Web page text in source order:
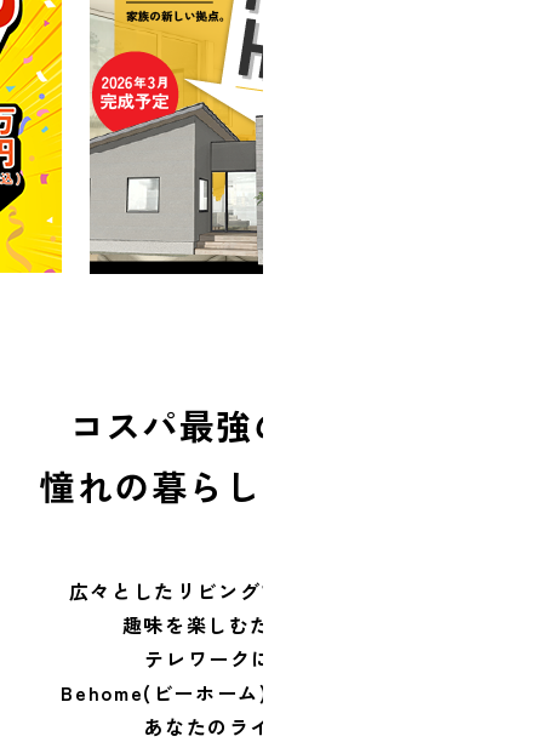
コスパ最強の家づくりで
憧れの暮らしに
広々としたリビングで家族と過ごす時間、
趣味を楽しむためのスペース、
テレワークに最適な書斎…
Behome(ビーホーム)は限られた予算でも、
あなたのライフスタイルに